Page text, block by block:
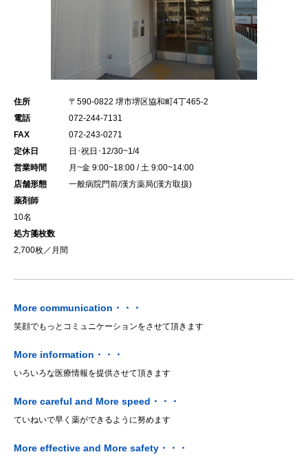
住所
〒590-0822 堺市堺区協和町4丁465-2
電話
072-244-7131
FAX
072-243-0271
定休日
日･祝日･12/30~1/4
営業時間
月~金 9:00~18:00 / 土 9:00~14:00
店舗形態
一般病院門前/漢方薬局(漢方取扱)
薬剤師
10名
処方箋枚数
2,700枚／月間
More communication・・・
笑顔でもっとコミュニケーションをさせて頂きます
More information・・・
いろいろな医療情報を提供させて頂きます
More careful and More speed・・・
ていねいで早く薬ができるように努めます
More effective and More safety・・・